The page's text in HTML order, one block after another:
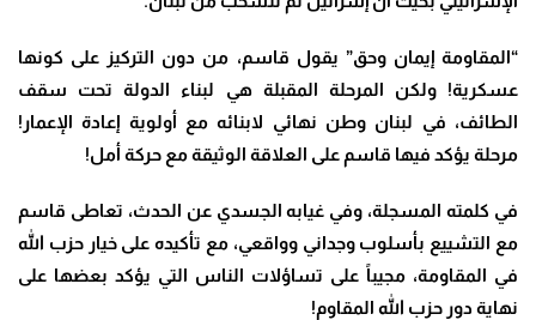
“المقاومة إيمان وحق” يقول قاسم، من دون التركيز على كونها
عسكرية! ولكن المرحلة المقبلة هي لبناء الدولة تحت سقف
الطائف، في لبنان وطن نهائي لابنائه مع أولوية إعادة الإعمار!
مرحلة يؤكد فيها قاسم على العلاقة الوثيقة مع حركة أمل!
في كلمته المسجلة، وفي غيابه الجسدي عن الحدث، تعاطى قاسم
مع التشييع بأسلوب وجداني وواقعي، مع تأكيده على خيار حزب الله
في المقاومة، مجيباً على تساؤلات الناس التي يؤكد بعضها على
نهاية دور حزب الله المقاوم!